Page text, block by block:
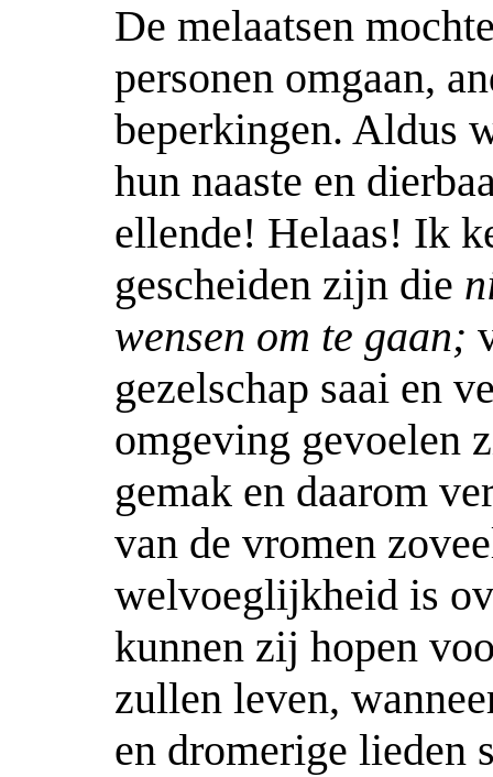
De melaatsen
personen omgaan,
beperkingen. Aldus
hun naaste en
ellende! Helaas! Ik
gescheiden zijn die
wensen om te gaan;
gezelschap saai en
omgeving gevoelen
gemak en daarom
van de vromen
welvoeglijkheid is
kunnen zij hopen
zullen leven,
en dromerige lieden